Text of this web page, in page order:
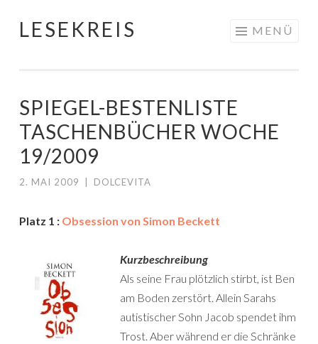
Springe
LESEKREIS MENÜ
SPIEGEL-BESTENLISTE
TASCHENBÜCHER WOCHE
19/2009
2. MAI 2009 DOLCEVITA
Platz 1 : Obsession von Simon Beckett
Kurzbeschreibung
Als seine Frau plötzlich stirbt, ist Ben
am Boden zerstört. Allein Sarahs
autistischer Sohn Jacob spendet ihm
Trost. Aber während er die Schränke